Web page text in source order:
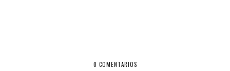
0 COMENTARIOS